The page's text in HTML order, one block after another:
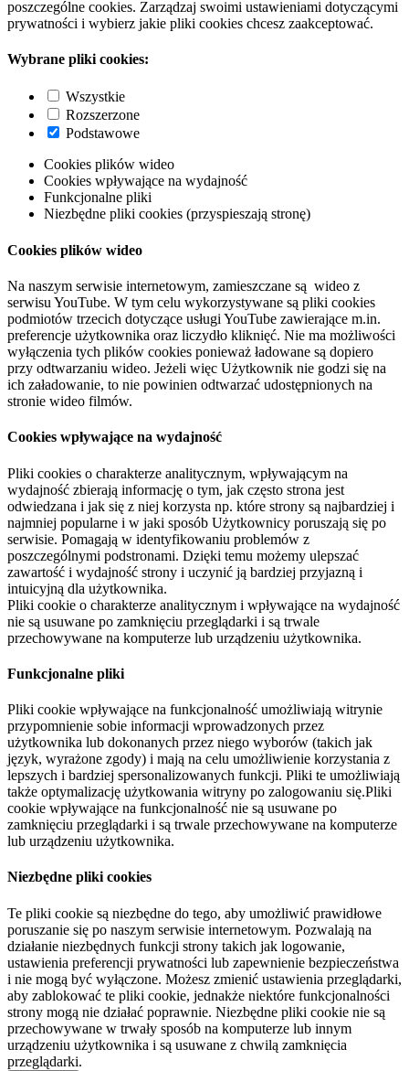
poszczególne cookies. Zarządzaj swoimi ustawieniami dotyczącymi
prywatności i wybierz jakie pliki cookies chcesz zaakceptować.
Wybrane pliki cookies:
Wszystkie
Rozszerzone
Podstawowe
Cookies plików wideo
Cookies wpływające na wydajność
Funkcjonalne pliki
Niezbędne pliki cookies (przyspieszają stronę)
Cookies plików wideo
Na naszym serwisie internetowym, zamieszczane są wideo z
serwisu YouTube. W tym celu wykorzystywane są pliki cookies
podmiotów trzecich dotyczące usługi YouTube zawierające m.in.
preferencje użytkownika oraz liczydło kliknięć. Nie ma możliwości
wyłączenia tych plików cookies ponieważ ładowane są dopiero
przy odtwarzaniu wideo. Jeżeli więc Użytkownik nie godzi się na
ich załadowanie, to nie powinien odtwarzać udostępnionych na
stronie wideo filmów.
Cookies wpływające na wydajność
Pliki cookies o charakterze analitycznym, wpływającym na
wydajność zbierają informację o tym, jak często strona jest
odwiedzana i jak się z niej korzysta np. które strony są najbardziej i
najmniej popularne i w jaki sposób Użytkownicy poruszają się po
serwisie. Pomagają w identyfikowaniu problemów z
poszczególnymi podstronami. Dzięki temu możemy ulepszać
zawartość i wydajność strony i uczynić ją bardziej przyjazną i
intuicyjną dla użytkownika.
Pliki cookie o charakterze analitycznym i wpływające na wydajność
nie są usuwane po zamknięciu przeglądarki i są trwale
przechowywane na komputerze lub urządzeniu użytkownika.
Funkcjonalne pliki
Pliki cookie wpływające na funkcjonalność umożliwiają witrynie
przypomnienie sobie informacji wprowadzonych przez
użytkownika lub dokonanych przez niego wyborów (takich jak
język, wyrażone zgody) i mają na celu umożliwienie korzystania z
lepszych i bardziej spersonalizowanych funkcji. Pliki te umożliwiają
także optymalizację użytkowania witryny po zalogowaniu się.Pliki
cookie wpływające na funkcjonalność nie są usuwane po
zamknięciu przeglądarki i są trwale przechowywane na komputerze
lub urządzeniu użytkownika.
Niezbędne pliki cookies
Te pliki cookie są niezbędne do tego, aby umożliwić prawidłowe
poruszanie się po naszym serwisie internetowym. Pozwalają na
działanie niezbędnych funkcji strony takich jak logowanie,
ustawienia preferencji prywatności lub zapewnienie bezpieczeństwa
i nie mogą być wyłączone. Możesz zmienić ustawienia przeglądarki,
aby zablokować te pliki cookie, jednakże niektóre funkcjonalności
strony mogą nie działać poprawnie. Niezbędne pliki cookie nie są
przechowywane w trwały sposób na komputerze lub innym
urządzeniu użytkownika i są usuwane z chwilą zamknięcia
przeglądarki.